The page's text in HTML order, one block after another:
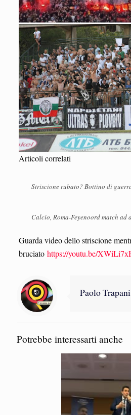
Articoli correlati
Striscione rubato? Bottino di
Calcio, Roma-Feyenoord match ad
Guarda video dello striscione
bruciato https://youtu.be/
Paolo Trapani
Potrebbe interessarti anche